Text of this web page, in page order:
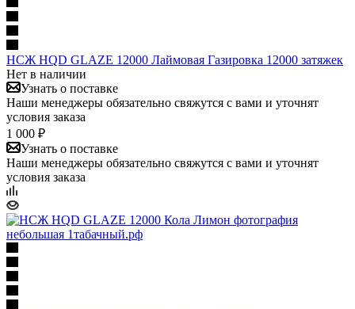
НСЖ HQD GLAZE 12000 Лаймовая Газировка 12000 затяжек
Нет в наличии
Узнать о поставке
Наши менеджеры обязательно свяжутся с вами и уточнят
условия заказа
1 000 ₽
Узнать о поставке
Наши менеджеры обязательно свяжутся с вами и уточнят
условия заказа